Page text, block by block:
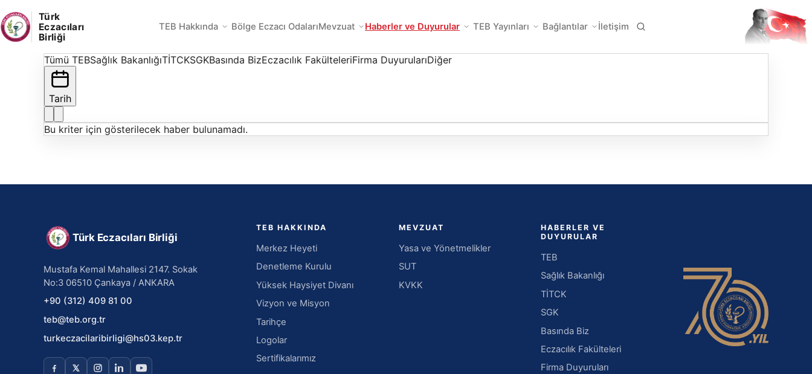
Türk
Eczacıları
Birliği
TEB Hakkında Bölge Eczacı OdalarıMevzuat Haberler ve Duyurular TEB Yayınları Bağlantılar İletişim
Tümü TEBSağlık BakanlığıTİTCKSGKBasında BizEczacılık FakülteleriFirma DuyurularıDiğer
Tarih
Bu kriter için gösterilecek haber bulunamadı.
Türk Eczacıları Birliği
Mustafa Kemal Mahallesi 2147. Sokak
No:3 06510 Çankaya / ANKARA
+90 (312) 409 81 00
teb@teb.org.tr
turkeczacilaribirligi@hs03.kep.tr
TEB HAKKINDA
Merkez Heyeti
Denetleme Kurulu
Yüksek Haysiyet Divanı
Vizyon ve Misyon
Tarihçe
Logolar
Sertifikalarımız
MEVZUAT
Yasa ve Yönetmelikler
SUT
KVKK
HABERLER VE
DUYURULAR
TEB
Sağlık Bakanlığı
TİTCK
SGK
Basında Biz
Eczacılık Fakülteleri
Firma Duyuruları